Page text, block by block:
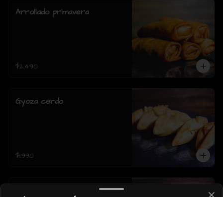
Arrollado primavera
$2.490
Gyoza cerdo
$1.990